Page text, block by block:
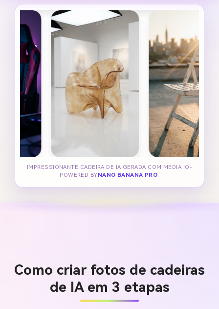
IMPRESSIONANTE CADEIRA DE IA GERADA COM MEDIA.IO-
POWERED BY NANO BANANA PRO.
Como criar fotos de cadeiras
de IA em 3 etapas